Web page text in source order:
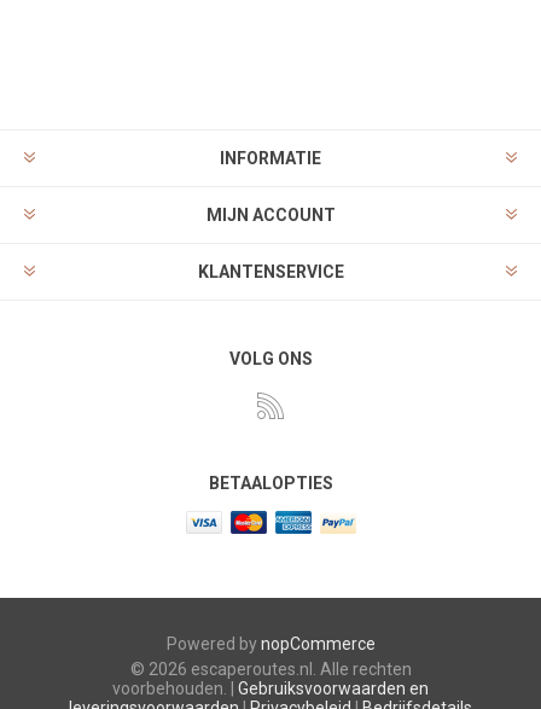
INFORMATIE
MIJN ACCOUNT
KLANTENSERVICE
VOLG ONS
BETAALOPTIES
Powered bynopCommerce
© 2026 escaperoutes.nl. Alle rechten
voorbehouden. | Gebruiksvoorwaarden en